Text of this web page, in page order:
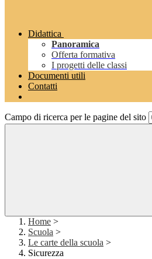
Didattica
Panoramica
Offerta formativa
I progetti delle classi
Documenti utili
Contatti
Campo di ricerca per le pagine del sito
Home >
Scuola >
Le carte della scuola >
Sicurezza